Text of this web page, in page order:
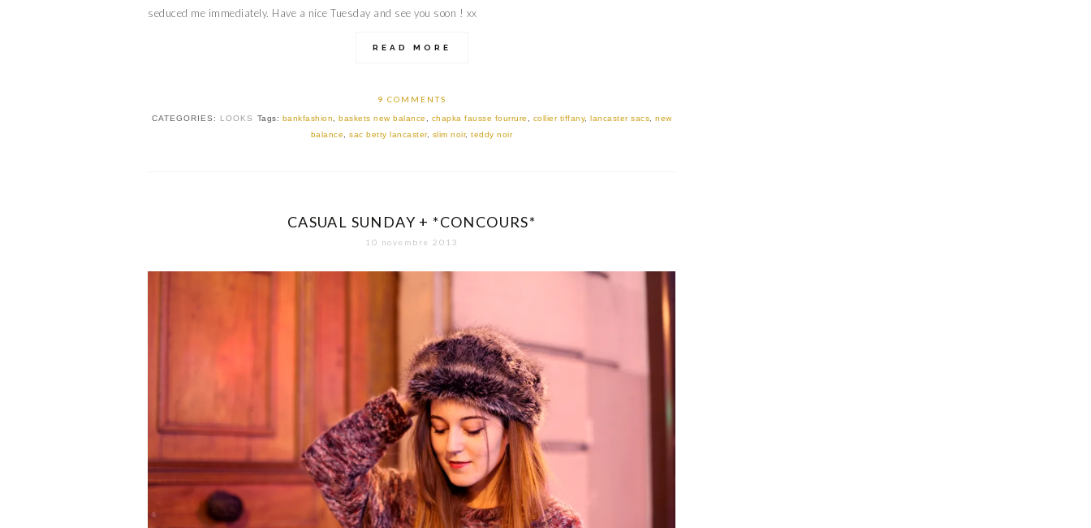
seduced me immediately. Have a nice Tuesday and see you soon ! xx
READ MORE
9 COMMENTS
CATEGORIES: LOOKS Tags: bankfashion baskets new balance chapka fausse fourrure collier tiffany, lancaster sacs
new
balance
,sac betty lancaster, slim noir,teddy noir
CASUAL SUNDAY + *CONCOURS*
10 novembre 2013